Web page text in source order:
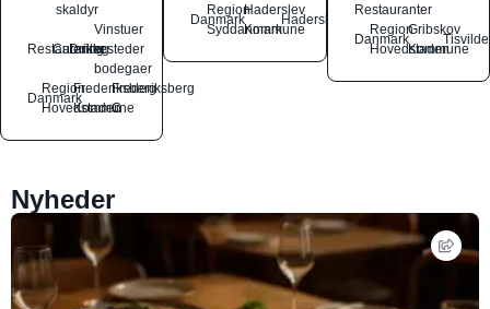
skaldyr
Restauranter
Catering
Drikkesteder
Vinstuer
og
bodegaer
Danmark
Region
Hovedstaden
Frederiksberg
Kommune
Frederiksberg
C
Danmark
Region
Syddanmark
Haderslev
Kommune
Haderslev
Restauranter
Danmark
Region
Hovedstaden
Gribskov
Kommune
Nyheder